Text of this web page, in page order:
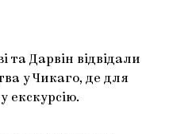
МИСТЕЦТВО
та Дарвін відвідали
у Чикаго, де для
екскурсію.